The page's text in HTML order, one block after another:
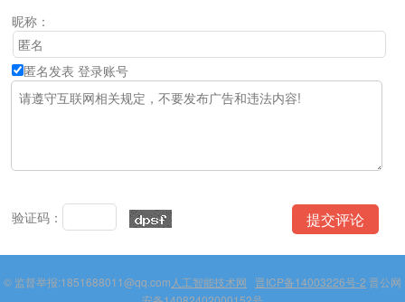
昵称：
匿名发表 登录账号
验证码：
© 监督举报:1851688011@qq.com 人工智能技术网 晋ICP备14003226号-2 晋公网